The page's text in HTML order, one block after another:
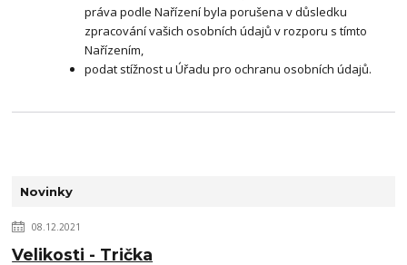
Novinky
08.12.2021
Velikosti - Trička
práva podle Nařízení byla porušena v důsledku
zpracování vašich osobních údajů v rozporu s tímto
Nařízením,
podat stížnost u Úřadu pro ochranu osobních údajů.